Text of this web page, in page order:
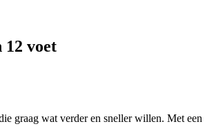
voet
graag wat verder en sneller willen. Met